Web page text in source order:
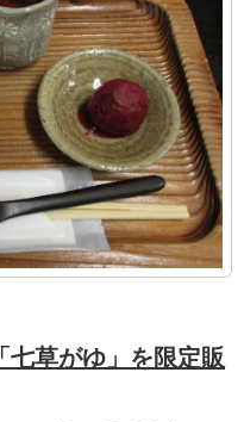
七草がゆ」を限定販